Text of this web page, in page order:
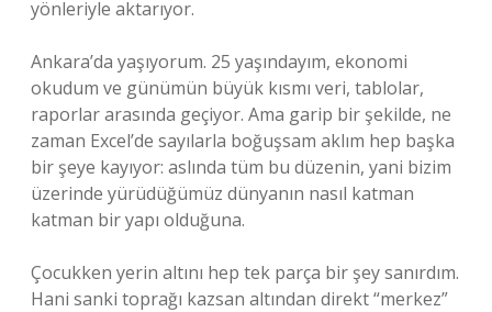
yönleriyle aktarıyor.
Ankara’da yaşıyorum. 25 yaşındayım, ekonomi
okudum ve günümün büyük kısmı veri, tablolar,
raporlar arasında geçiyor. Ama garip bir şekilde, ne
zaman Excel’de sayılarla boğuşsam aklım hep başka
bir şeye kayıyor: aslında tüm bu düzenin, yani bizim
üzerinde yürüdüğümüz dünyanın nasıl katman
katman bir yapı olduğuna.
Çocukken yerin altını hep tek parça bir şey sanırdım.
Hani sanki toprağı kazsan altından direkt “merkez”